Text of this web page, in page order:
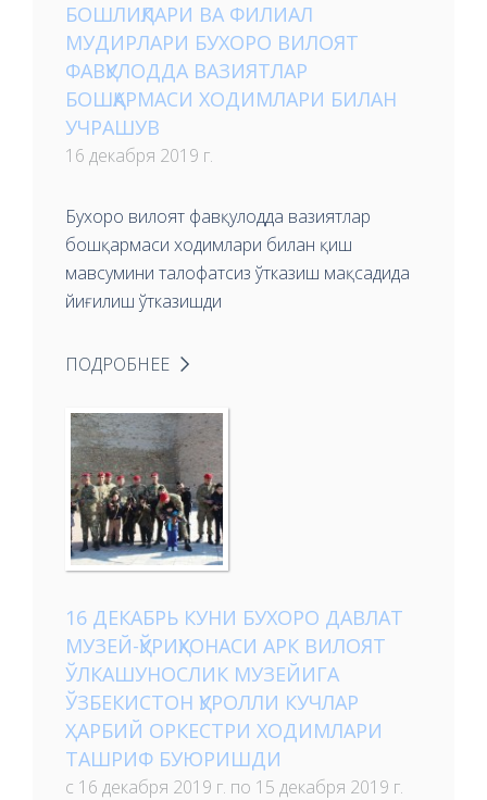
БОШЛИҚЛАРИ ВА ФИЛИАЛ
МУДИРЛАРИ БУХОРО ВИЛОЯТ
ФАВҚУЛОДДА ВАЗИЯТЛАР
БОШҚАРМАСИ ХОДИМЛАРИ БИЛАН
УЧРАШУВ
16 декабря 2019 г.
Бухоро вилоят фавқулодда вазиятлар
бошқармаси ходимлари билан қиш
мавсумини талофатсиз ўтказиш мақсадида
йиғилиш ўтказишди
ПОДРОБНЕЕ
16 ДЕКАБРЬ КУНИ БУХОРО ДАВЛАТ
МУЗЕЙ-ҚЎРИҚХОНАСИ АРК ВИЛОЯТ
ЎЛКАШУНОСЛИК МУЗЕЙИГА
ЎЗБЕКИСТОН ҚУРОЛЛИ КУЧЛАР
ҲАРБИЙ ОРКЕСТРИ ХОДИМЛАРИ
ТАШРИФ БУЮРИШДИ
с 16 декабря 2019 г. по 15 декабря 2019 г.